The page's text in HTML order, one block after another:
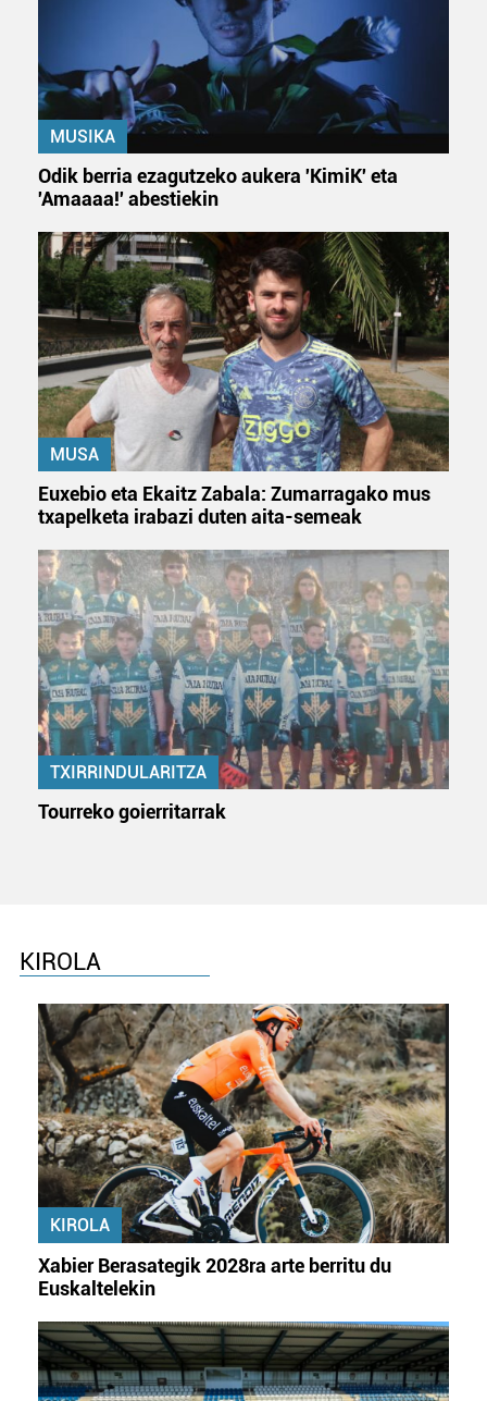
Webgune honek cookie propioak eta hirugarrenen cookie-
fitxategiak erabiltzen ditu. Zure esperientzia eta
zerbitzuak hobetzeko asmoz, cookie teknologiaz
baliatzen gara. Ohar hau onartuz gero, teknologia hori
erabiltzeko baimen esplizitua ematen diguzu.Gehiago
irakurri
MUSIKA
Odik berria ezagutzeko aukera 'KimiK' eta
'Amaaaa!' abestiekin
MUSA
Euxebio eta Ekaitz Zabala: Zumarragako mus
txapelketa irabazi duten aita-semeak
TXIRRINDULARITZA
Tourreko goierritarrak
KIROLA
KIROLA
Xabier Berasategik 2028ra arte berritu du
Euskaltelekin